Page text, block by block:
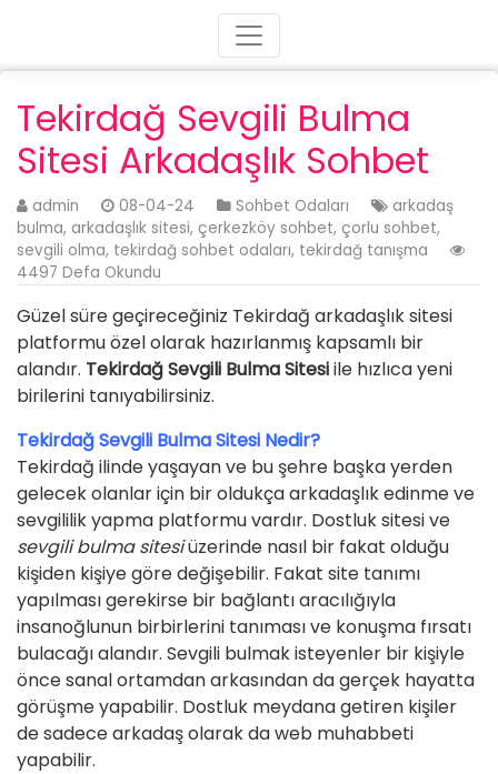
Tekirdağ Sevgili Bulma
Sitesi Arkadaşlık Sohbet
admin 08-04-24 Sohbet Odaları
arkadaş
bulma, arkadaşlık sitesi, çerkezköy sohbet, çorlu sohbet,
sevgili olma, tekirdağ sohbet odaları, tekirdağ tanışma
4497 Defa Okundu
Güzel süre geçireceğiniz Tekirdağ arkadaşlık sitesi
platformu özel olarak hazırlanmış kapsamlı bir
alandır. Tekirdağ Sevgili Bulma Sitesiile hızlıca yeni
birilerini tanıyabilirsiniz.
Tekirdağ Sevgili Bulma Sitesi Nedir?
Tekirdağ ilinde yaşayan ve bu şehre başka yerden
gelecek olanlar için bir oldukça arkadaşlık edinme ve
sevgililik yapma platformu vardır. Dostluk sitesi ve
sevgili bulma sitesiüzerinde nasıl bir fakat olduğu
kişiden kişiye göre değişebilir. Fakat site tanımı
yapılması gerekirse bir bağlantı aracılığıyla
insanoğlunun birbirlerini tanıması ve konuşma fırsatı
bulacağı alandır. Sevgili bulmak isteyenler bir kişiyle
önce sanal ortamdan arkasından da gerçek hayatta
görüşme yapabilir. Dostluk meydana getiren kişiler
de sadece arkadaş olarak da web muhabbeti
yapabilir.